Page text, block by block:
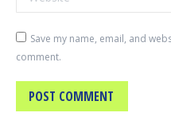
Save my name, email, and
comment.
POST COMMENT